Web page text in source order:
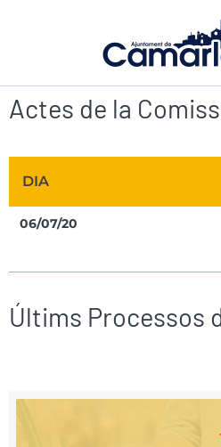
Actes de la
DIA
06/07/20
Últims Processos